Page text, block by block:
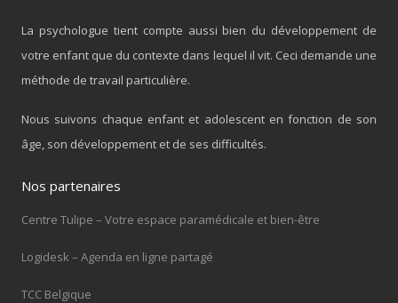
La psychologue tient compte aussi bien du développement de
votre enfant que du contexte dans lequel il vit. Ceci demande une
méthode de travail particulière.
Nous suivons chaque enfant et adolescent en fonction de son
âge, son développement et de ses difficultés.
Nos partenaires
Centre Tulipe – Votre espace paramédicale et bien-être
Logidesk – Agenda en ligne partagé
TCC Belgique